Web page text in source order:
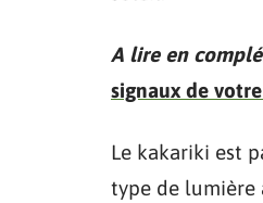
A lire en
signaux de
Le kakariki est
type de lumière